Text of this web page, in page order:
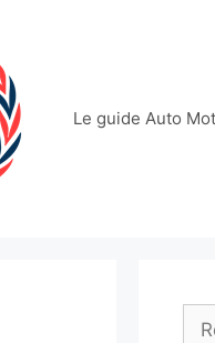
Le guide Auto